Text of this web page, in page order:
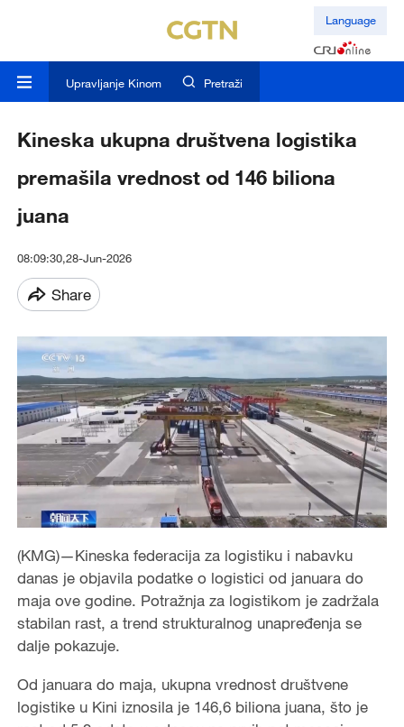
Language
Upravljanje Kinom Pretraži
Kineska ukupna društvena logistika
premašila vrednost od 146 biliona
juana
08:09:30,28-Jun-2026
Share
(KMG)—Kineska federacija za logistiku i nabavku
danas je objavila podatke o logistici od januara do
maja ove godine. Potražnja za logistikom je zadržala
stabilan rast, a trend strukturalnog unapređenja se
dalje pokazuje.
Od januara do maja, ukupna vrednost društvene
logistike u Kini iznosila je 146,6 biliona juana, što je